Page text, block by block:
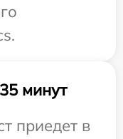
минут
приедет в